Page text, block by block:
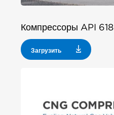
Компрессоры API 618
Загрузить